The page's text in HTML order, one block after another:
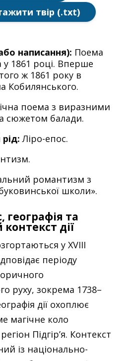
твір (.txt)
написання): Поема
у 1861 році. Вперше
ж 1861 року в
Кобилянського.
поема з виразними
сюжетом балади.
Ліро-епос.
романтизм з
школи».
географія та
дії
у XVIII
періоду
руху, зокрема 1738–
дії охоплює
магічне коло
Підгір’я. Контекст
із національно-